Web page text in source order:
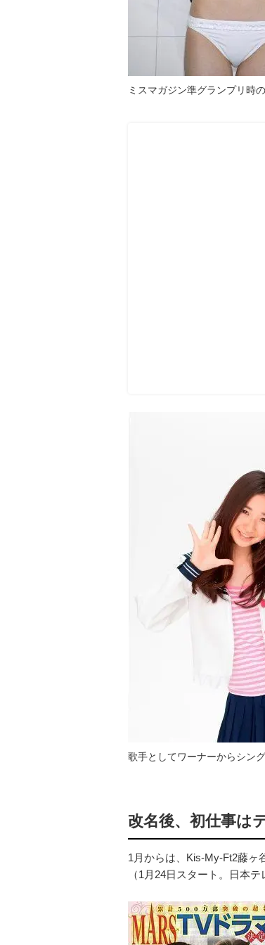
ミスマガジン準グランプリ時
歌手としてワーナーからシン
改名後、初仕事は
1月からは、Kis-My-Ft2藤ヶ
（1月24日スタート。日本